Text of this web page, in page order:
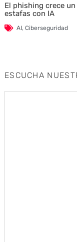
El phishing crece
estafas con IA
AI, Ciberseguridad
ESCUCHA